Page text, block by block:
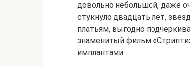
довольно небольшой, даже
стукнуло двадцать лет,
платьям, выгодно
знаменитый фильм
имплантами.